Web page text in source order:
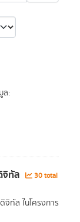
ล:
จิทัล
30 total
จิทัล ในโครงการ